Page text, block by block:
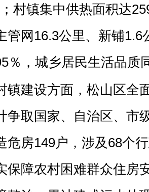
村镇集中供热面积达
管网16.3公里、新铺1.6
％，城乡居民生活品质
镇建设方面，松山区全
争取国家、自治区、市
危房149户，涉及68个
保障农村困难群众住房